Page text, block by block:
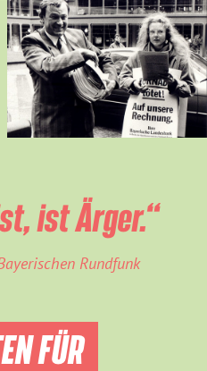
ist Ärger.“
Rundfunk
FÜR